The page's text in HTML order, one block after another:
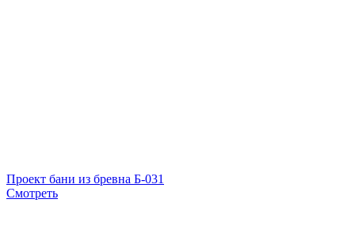
Проект бани из бревна Б-031
Смотреть